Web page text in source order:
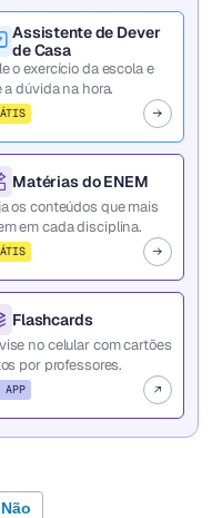
Assistente de Dever
de Casa
o exercício da escola e
a dúvida na hora.
Matérias do ENEM
os conteúdos que mais
em cada disciplina.
Flashcards
no celular com cartões
por professores.
APP
Não